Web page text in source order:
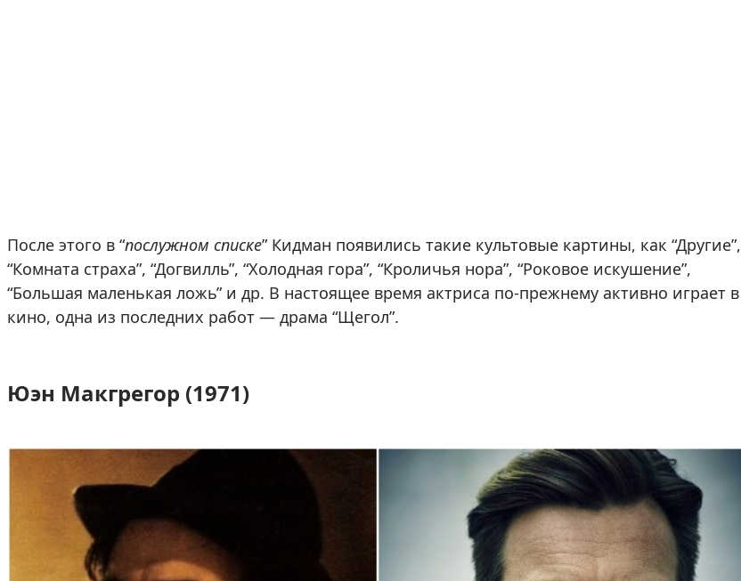
После этого в “послужном списке” Кидман появились такие культовые картины, как “Другие”,
“Комната страха”, “Догвилль”, “Холодная гора”, “Кроличья нора”, “Роковое искушение”,
“Большая маленькая ложь” и др. В настоящее время актриса по-прежнему активно играет в
кино, одна из последних работ — драма “Щегол”.
Юэн Макгрегор (1971)